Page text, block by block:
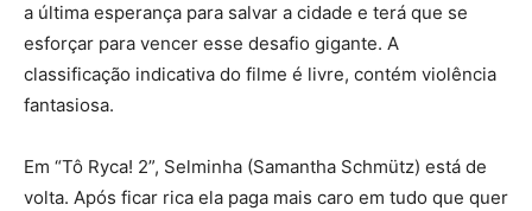
a última esperança para salvar a cidade e terá que se
esforçar para vencer esse desafio gigante. A
classificação indicativa do filme é livre, contém violência
fantasiosa.
Em “Tô Ryca! 2”, Selminha (Samantha Schmütz) está de
volta. Após ficar rica ela paga mais caro em tudo que quer